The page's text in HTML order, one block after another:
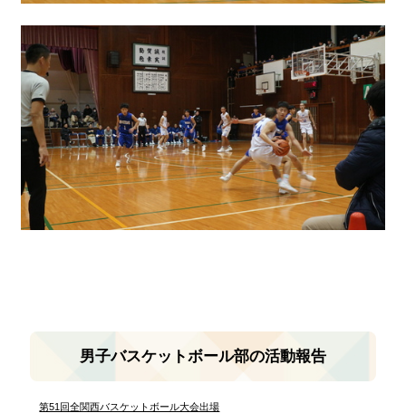
男子バスケットボール部の活動報告
第51回全関西バスケットボール大会出場